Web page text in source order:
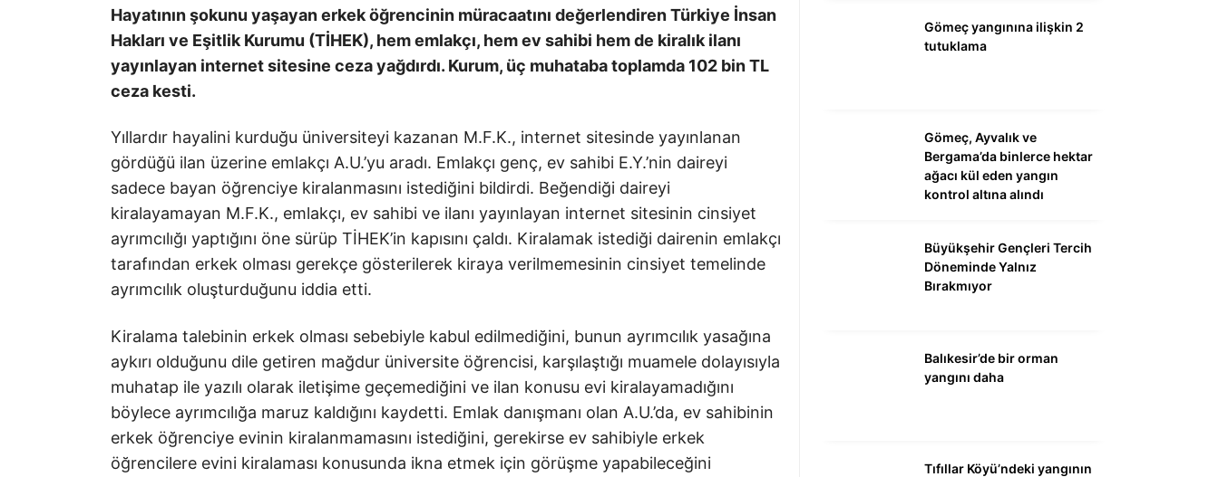
Instagram
Hayatının şokunu yaşayan erkek öğrencinin müracaatını değerlendiren Türkiye İnsan
Hakları ve Eşitlik Kurumu (TİHEK), hem emlakçı, hem ev sahibi hem de kiralık ilanı
yayınlayan internet sitesine ceza yağdırdı. Kurum, üç muhataba toplamda 102 bin TL
ceza kesti.
Yıllardır hayalini kurduğu üniversiteyi kazanan M.F.K., internet sitesinde yayınlanan
gördüğü ilan üzerine emlakçı A.U.’yu aradı. Emlakçı genç, ev sahibi E.Y.’nin daireyi
sadece bayan öğrenciye kiralanmasını istediğini bildirdi. Beğendiği daireyi
kiralayamayan M.F.K., emlakçı, ev sahibi ve ilanı yayınlayan internet sitesinin cinsiyet
ayrımcılığı yaptığını öne sürüp TİHEK’in kapısını çaldı. Kiralamak istediği dairenin emlakçı
tarafından erkek olması gerekçe gösterilerek kiraya verilmemesinin cinsiyet temelinde
ayrımcılık oluşturduğunu iddia etti.
Kiralama talebinin erkek olması sebebiyle kabul edilmediğini, bunun ayrımcılık yasağına
aykırı olduğunu dile getiren mağdur üniversite öğrencisi, karşılaştığı muamele dolayısıyla
muhatap ile yazılı olarak iletişime geçemediğini ve ilan konusu evi kiralayamadığını
böylece ayrımcılığa maruz kaldığını kaydetti. Emlak danışmanı olan A.U.’da, ev sahibinin
erkek öğrenciye evinin kiralanmamasını istediğini, gerekirse ev sahibiyle erkek
öğrencilere evini kiralaması konusunda ikna etmek için görüşme yapabileceğini
Gömeç yangınına ilişkin 2
tutuklama
Gömeç, Ayvalık ve
Bergama’da binlerce hektar
ağacı kül eden yangın
kontrol altına alındı
Büyükşehir Gençleri Tercih
Döneminde Yalnız
Bırakmıyor
Balıkesir’de bir orman
yangını daha
Tıfıllar Köyü’ndeki yangının